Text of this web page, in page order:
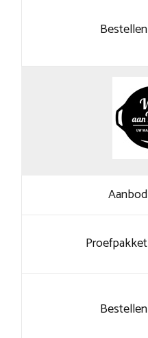
Bestellen
Aanbod
Proefpakket
Bestellen